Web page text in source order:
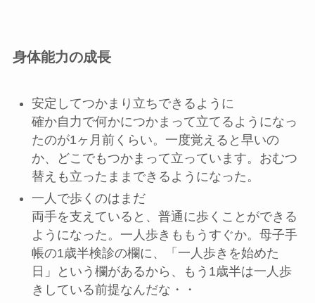
身体能力の成長
安定してつかまり立ちできるように
確か自力で何かにつかまって立てるようになっ
たのが1ヶ月前くらい。一度覚えると早いの
か、どこでもつかまって立っています。おむつ
替えも立ったままできるようになった。
一人で歩くのはまだ
両手を支えていると、普通に歩くことができる
ようになった。一人歩きももうすぐか。母子手
帳の1歳半検診の欄に、「一人歩きを始めた
日」という欄があるから、もう1歳半は一人歩
きしている前提なんだな・・